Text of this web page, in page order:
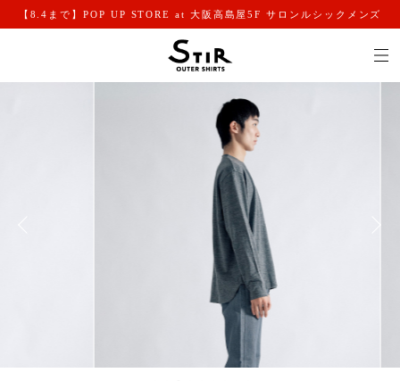
【8.4まで】POP UP STORE at 大阪高島屋5F サロンルシックメンズ